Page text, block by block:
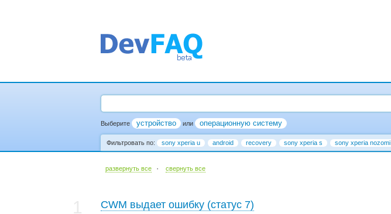
Выберите устройство или операционную систему
Фильтровать по: sony xperia u android recovery sony xperia s sony xperia nozomi
развернуть все · cвернуть все
CWM выдает ошибку (статус 7)